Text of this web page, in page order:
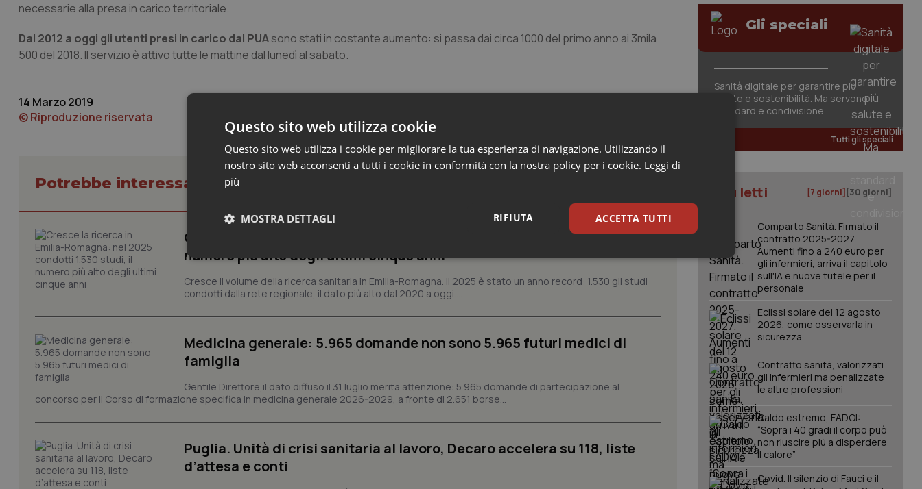
necessarie alla presa in carico territoriale.
Dal 2012 a oggi gli utenti presi in carico dal PUAsono stati in costante aumento: si passa dai circa 1000 del primo anno ai 3mila
500 del 2018. Il servizio è attivo tutte le mattine dal lunedì al sabato.
14 Marzo 2019
© Riproduzione riservata
Potrebbe interessarti in Emilia-Romagna
Cresce la ricerca in Emilia-Romagna: nel 2025 condotti 1.530 studi, il
numero più alto degli ultimi cinque anni
Cresce il volume della ricerca sanitaria in Emilia-Romagna. Il 2025 è stato un anno record: 1.530 gli studi
condotti dalla rete regionale, il dato più alto dal 2020 a oggi....
Medicina generale: 5.965 domande non sono 5.965 futuri medici di
famiglia
Gentile Direttore,il dato diffuso il 31 luglio merita attenzione: 5.965 domande di partecipazione al
concorso per il Corso di formazione specifica in medicina generale 2026-2029, a fronte di 2.651 borse...
Puglia. Unità di crisi sanitaria al lavoro, Decaro accelera su 118, liste
d’attesa e conti
Gli speciali
Sanità digitale per garantire più
salute e sostenibilità. Ma servono
standard e condivisione
Tutti gli speciali
I più letti [7 giorni] [30 giorni]
Comparto Sanità. Firmato il
contratto 2025-2027.
Aumenti fino a 240 euro per
gli infermieri, arriva il capitolo
sull'IA e nuove tutele per il
personale
Eclissi solare del 12 agosto
2026, come osservarla in
sicurezza
Contratto sanità, valorizzati
gli infermieri ma penalizzate
le altre professioni
Caldo estremo, FADOI:
“Sopra i 40 gradi il corpo può
non riuscire più a disperdere
il calore”
Covid. Il silenzio di Fauci e il
Questo sito web utilizza cookie
Questo sito web utilizza i cookie per migliorare la tua esperienza di navigazione. Utilizzando il
nostro sito web acconsenti a tutti i cookie in conformità con la nostra policy per i cookie. Leggi di
più
ACCETTA TUTTI
RIFIUTA
MOSTRA DETTAGLI
Necessari Statistici Marketing
I cookie necessari contribuiscono a rendere fruibile il sito web abilitandone funzionalità di base quali la navigazione sulle pagine
e l'accesso alle aree protette del sito. Il sito web non è in grado di funzionare correttamente senza questi cookie.
.youtube.com
settimane
scelte di consenso e privacy dell'utente per la loro
interazione con il sito. Registra i dati sul consenso